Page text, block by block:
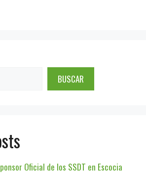
BUSCAR
Oficial de los SSDT en Escocia